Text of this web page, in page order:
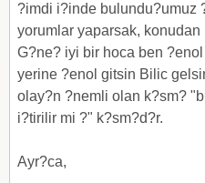
?imdi i?inde bulundu?umuz
yorumlar yaparsak,
G?ne? iyi bir hoca ben
yerine ?enol gitsin Bilic
olay?n ?nemli olan k?sm?
i?tirilir mi ?" k?sm?d?r.
Ayr?ca,